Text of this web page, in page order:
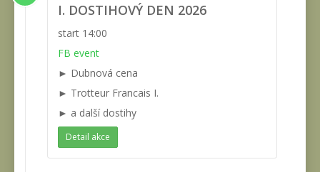
I. DOSTIHOVÝ DEN 2026
start 14:00
FB event
► Dubnová cena
► Trotteur Francais I.
► a další dostihy
Detail akce